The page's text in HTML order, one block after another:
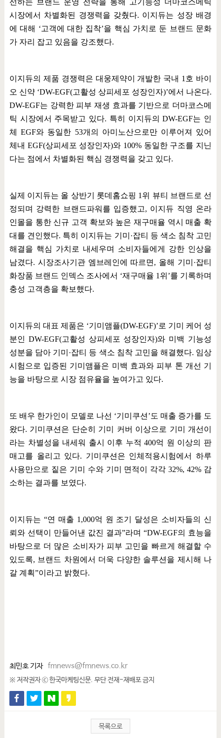
선하는 브랜드 운영 전략을 통해 고기능성 더마코스메틱
시장에서 차별화된 경쟁력을 갖췄다. 이지듀는 성장 배경
에 대해 ‘고객에 대한 집착’을 핵심 가치로 둔 브랜드 문화
가 자리 잡고 있음을 강조했다.
이지듀의 제품 경쟁력은 대웅제약이 개발한 국내 1 호 바이
오 신약 ‘DW-EGF(고활성 상피세포 성장인자)’에서 나온다.
DW-EGF는 강력한 피부 재생 효과를 기반으로 더마코스메
틱 시장에서 주목받고 있다. 특히 이지듀의DW-EGF는 인
체EGF와 동일한 53개의 아미노산으로만 이루어져 있어
체내 EGF(상피세포 성장인자)와 100% 동일한 구조를 지닌
다는 점에서 차별화된 핵심 경쟁력을 갖고 있다.
실제 이지듀는 올 상반기 롯데홈쇼핑 1 위 뷰티 브랜드로 선
정되며 강력한 브랜드파워를 입증했고, 이지듀 직영 온라
인몰을 통한 신규 고객 확보와 높은 재구매율 역시 매출 확
대를 견인했다. 특히 이지듀는 기미 ·잡티 등 색소 침착 고민
해결을 핵심 가치로 내세우며 소비자들에게 강한 인상을
남겼다. 시장조사기관 엠브레인에 따르면 , 올해 기미 ·잡티
화장품 브랜드 인덱스 조사에서 ‘재구매율 1 위 ’를 기록하며
충성 고객층을 확보했다.
이지듀의 대표 제품은 ‘기미앰플(DW-EGF)’로 기미 케어 성
분인 DW-EGF(고활성 상피세포 성장인자)와 미백 기능성
성분을 담아 기미 ·잡티 등 색소 침착 고민을 해결했다. 임상
시험으로 입증된 기미앰플은 미백 효과와 피부 톤 개선 기
능을 바탕으로 시장 점유율을 높여가고 있다.
또 배우 한가인이 모델로 나선 ‘기미쿠션 ’도 매출 증가를 도
왔다. 기미쿠션은 단순히 기미 커버 이상으로 기미 개선이
라는 차별성을 내세워 출시 이후 누적400억 원 이상의 판
매고를 올리고 있다. 기미쿠션은 인체적용시험에서 하루
사용만으로 짙은 기미 수와 기미 면적이 각각32%, 42% 감
소하는 결과를 보였다.
이지듀는 “연 매출 1,000억 원 조기 달성은 소비자들의 신
뢰와 선택이 만들어낸 값진 결과”라며“DW-EGF의 효능을
바탕으로 더 많은 소비자가 피부 고민을 빠르게 해결할 수
있도록, 브랜드 차원에서 더욱 다양한 솔루션을 제시해 나
갈 계획”이라고 밝혔다.
최민호 기자 fmnews@fmnews.co.kr
※ 저작권자 ⓒ 한국마케팅신문. 무단 전재-재배포 금지
목록으로